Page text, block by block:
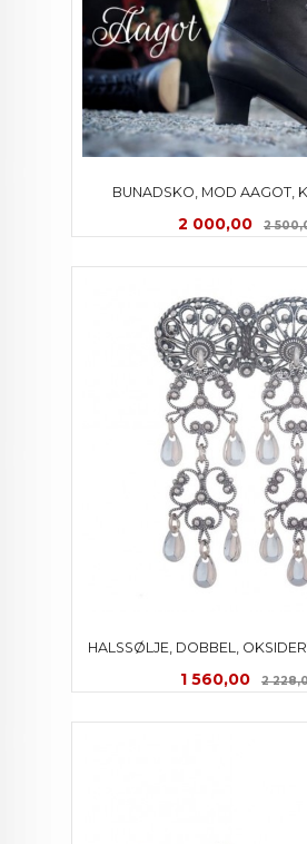
BUNADSKO, MOD AAGOT,
Tilbud
2 000,00 2
HALSSØLJE, DOBBEL,
Tilbud
1 560,00 2